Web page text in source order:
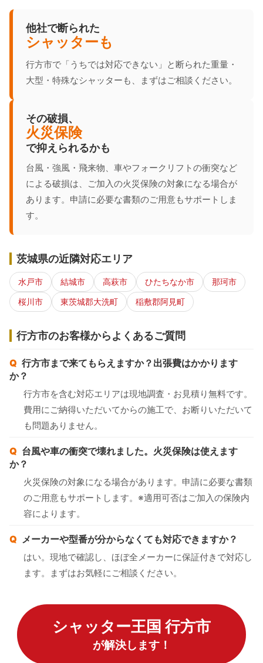
他社で断られた
シャッターも
行方市で「うちでは対応できない」と断られた重量・
大型・特殊なシャッターも、まずはご相談ください。
その破損、
火災保険
で抑えられるかも
台風・強風・飛来物、車やフォークリフトの衝突など
による破損は、ご加入の火災保険の対象になる場合が
あります。申請に必要な書類のご用意もサポートしま
す。
茨城県の近隣対応エリア
水戸市 結城市 高萩市 ひたちなか市
那珂市
桜川市
東茨城郡大洗町 稲敷郡阿見町
行方市のお客様からよくあるご質問
行方市まで来てもらえますか？出張費はかかります
か？
行方市を含む対応エリアは現地調査・お見積り無料です。
費用にご納得いただいてからの施工で、お断りいただいて
も問題ありません。
台風や車の衝突で壊れました。火災保険は使えます
か？
火災保険の対象になる場合があります。申請に必要な書類
のご用意もサポートします。※適用可否はご加入の保険内
容によります。
メーカーや型番が分からなくても対応できますか？
はい。現地で確認し、ほぼ全メーカーに保証付きで対応し
ます。まずはお気軽にご相談ください。
シャッター王国 行方市
が解決します！